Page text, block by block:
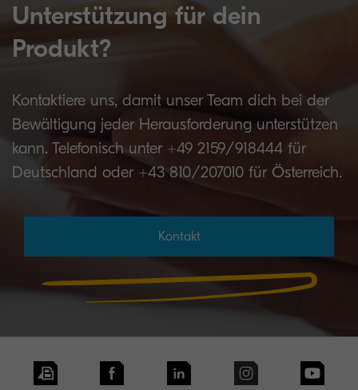
Unterstützung für dein
Produkt?
Kontaktiere uns, damit unser Team dich bei der
Bewältigung jeder Herausforderung unterstützen
kann. Telefonisch unter +49 2159/918444 für
Deutschland oder +43 810/207010 für Österreich.
Kontakt